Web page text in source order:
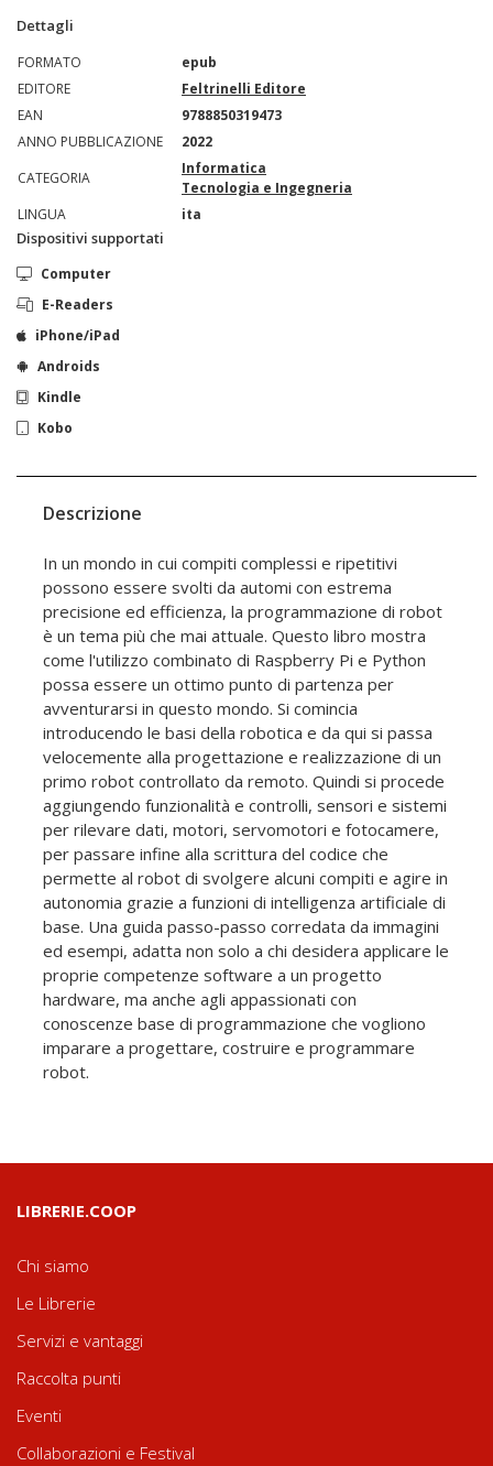
Dettagli
FORMATO
epub
EDITORE
Feltrinelli Editore
EAN
9788850319473
ANNO PUBBLICAZIONE
2022
CATEGORIA
Informatica
Tecnologia e Ingegneria
LINGUA
ita
Dispositivi supportati
Computer
E-Readers
iPhone/iPad
Androids
Kindle
Kobo
Descrizione
In un mondo in cui compiti complessi e ripetitivi
possono essere svolti da automi con estrema
precisione ed efficienza, la programmazione di robot
è un tema più che mai attuale. Questo libro mostra
come l'utilizzo combinato di Raspberry Pi e Python
possa essere un ottimo punto di partenza per
avventurarsi in questo mondo. Si comincia
introducendo le basi della robotica e da qui si passa
velocemente alla progettazione e realizzazione di un
primo robot controllato da remoto. Quindi si procede
aggiungendo funzionalità e controlli, sensori e sistemi
per rilevare dati, motori, servomotori e fotocamere,
per passare infine alla scrittura del codice che
permette al robot di svolgere alcuni compiti e agire in
autonomia grazie a funzioni di intelligenza artificiale di
base. Una guida passo-passo corredata da immagini
ed esempi, adatta non solo a chi desidera applicare le
proprie competenze software a un progetto
hardware, ma anche agli appassionati con
conoscenze base di programmazione che vogliono
imparare a progettare, costruire e programmare
robot.
LIBRERIE.COOP
Chi siamo
Le Librerie
Servizi e vantaggi
Raccolta punti
Eventi
Collaborazioni e Festival